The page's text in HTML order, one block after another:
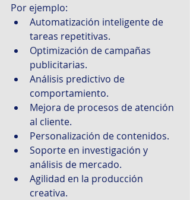
Por ejemplo:
Automatización inteligente de
tareas repetitivas.
Optimización de campañas
publicitarias.
Análisis predictivo de
comportamiento.
Mejora de procesos de atención
al cliente.
Personalización de contenidos.
Soporte en investigación y
análisis de mercado.
Agilidad en la producción
creativa.